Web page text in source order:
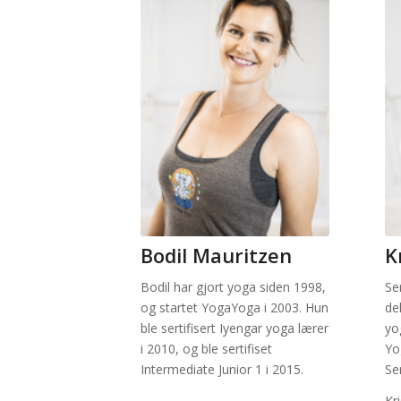
Bodil Mauritzen
Bodil har gjort yoga siden 1998,
og startet YogaYoga i 2003. Hun
ble sertifisert Iyengar yoga lærer
i 2010, og ble sertifiset
Intermediate Junior 1 i 2015.